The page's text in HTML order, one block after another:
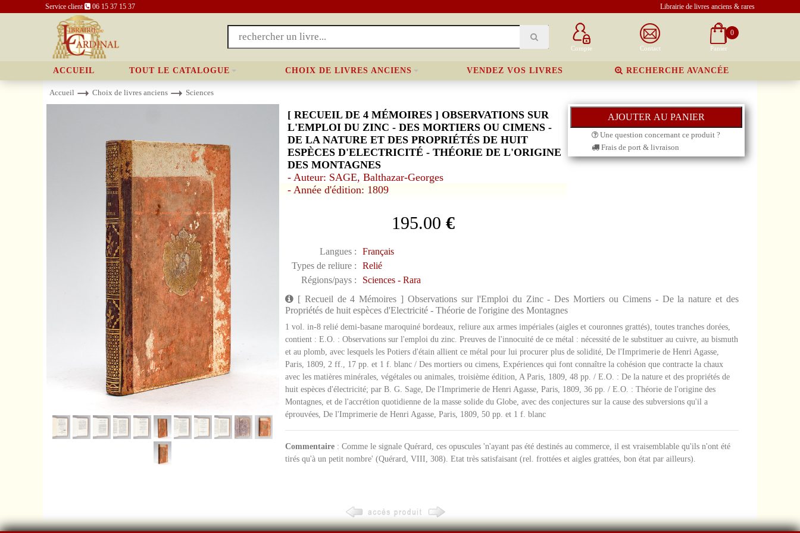
Service client 06 15 37 15 37 Librairie de livres anciens & rares
Compte Contact
0
Panier
ACCUEIL TOUT LE CATALOGUE CHOIX DE LIVRES ANCIENS VENDEZ VOS LIVRES RECHERCHE AVANCÉE
Accueil Choix de livres anciens Sciences
[ RECUEIL DE 4 MÉMOIRES ] OBSERVATIONS SUR
L'EMPLOI DU ZINC - DES MORTIERS OU CIMENS -
DE LA NATURE ET DES PROPRIÉTÉS DE HUIT
ESPÈCES D'ELECTRICITÉ - THÉORIE DE L'ORIGINE
DES MONTAGNES
- Auteur: SAGE, Balthazar-Georges
- Année d'édition: 1809
195.00 €
Langues :
Français
Types de reliure :
Relié
Régions/pays :
Sciences - Rara
Une question concernant ce produit ?
Frais de port & livraison
[ Recueil de 4 Mémoires ] Observations sur l'Emploi du Zinc - Des Mortiers ou Cimens - De la nature et des
Propriétés de huit espèces d'Electricité - Théorie de l'origine des Montagnes
1 vol. in-8 relié demi-basane maroquiné bordeaux, reliure aux armes impériales (aigles et couronnes grattés), toutes tranches dorées,
contient : E.O. : Observations sur l'emploi du zinc. Preuves de l'innocuité de ce métal : nécessité de le substituer au cuivre, au bismuth
et au plomb, avec lesquels les Potiers d'étain allient ce métal pour lui procurer plus de solidité, De l'Imprimerie de Henri Agasse,
Paris, 1809, 2 ff., 17 pp. et 1 f. blanc / Des mortiers ou cimens, Expériences qui font connaître la cohésion que contracte la chaux
avec les matières minérales, végétales ou animales, troisième édition, A Paris, 1809, 48 pp. / E.O. : De la nature et des propriétés de
huit espèces d'électricité; par B. G. Sage, De l'Imprimerie de Henri Agasse, Paris, 1809, 36 pp. / E.O. : Théorie de l'origine des
Montagnes, et de l'accrétion quotidienne de la masse solide du Globe, avec des conjectures sur la cause des subversions qu'il a
éprouvées, De l'Imprimerie de Henri Agasse, Paris, 1809, 50 pp. et 1 f. blanc
Commentaire: Comme le signale Quérard, ces opuscules 'n'ayant pas été destinés au commerce, il est vraisemblable qu'ils n'ont été
tirés qu'à un petit nombre' (Quérard, VIII, 308). Etat très satisfaisant (rel. frottées et aigles grattées, bon état par ailleurs).